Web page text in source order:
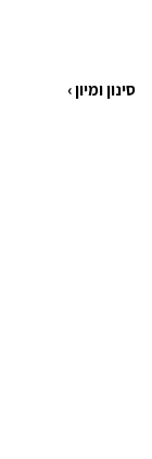
סינון ומיון ›